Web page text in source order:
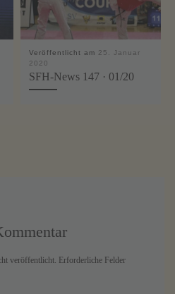
Veröffentlicht am 25. Januar
2020
SFH-News 147 · 01/20
veröffentlicht. Erforderliche Felder